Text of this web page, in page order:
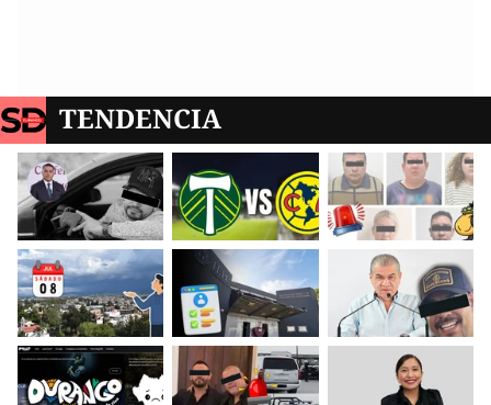
TENDENCIA